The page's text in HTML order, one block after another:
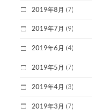
2019年8月 (7)
2019年7月 (9)
2019年6月 (4)
2019年5月 (7)
2019年4月 (3)
2019年3月 (7)